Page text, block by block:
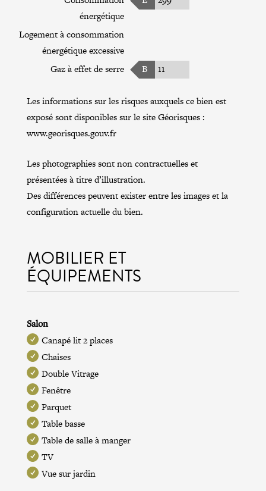
énergétique
Logement à consommation
énergétique excessive
Gaz à effet de serre
B 11
Les informations sur les risques auxquels ce bien est
exposé sont disponibles sur le site Géorisques :
www.georisques.gouv.fr
Les photographies sont non contractuelles et
présentées à titre d’illustration.
Des différences peuvent exister entre les images et la
configuration actuelle du bien.
MOBILIER ET
ÉQUIPEMENTS
Salon
Canapé lit 2 places
Chaises
Double Vitrage
Fenêtre
Parquet
Table basse
Table de salle à manger
TV
Vue sur jardin